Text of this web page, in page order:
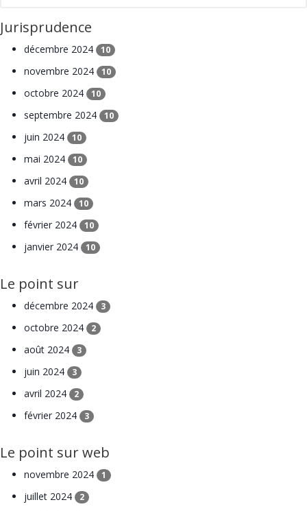
Jurisprudence
décembre 2024 10
novembre 2024 10
octobre 2024 10
septembre 2024 10
juin 2024 10
mai 2024 10
avril 2024 10
mars 2024 10
février 2024 10
janvier 2024 10
Le point sur
décembre 2024 3
octobre 2024 2
août 2024 3
juin 2024 3
avril 2024 2
février 2024 3
Le point sur web
novembre 2024 1
juillet 2024 2